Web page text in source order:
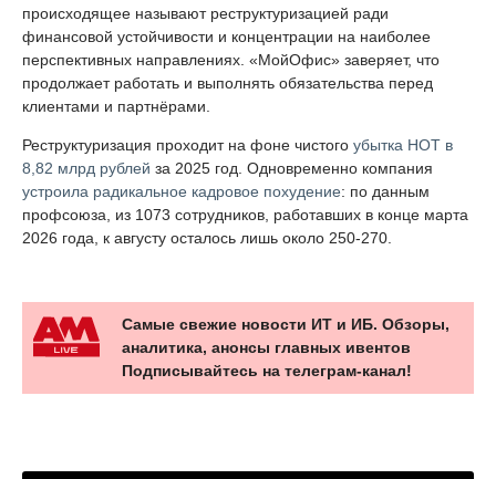
происходящее называют реструктуризацией ради
финансовой устойчивости и концентрации на наиболее
перспективных направлениях. «МойОфис» заверяет, что
продолжает работать и выполнять обязательства перед
клиентами и партнёрами.
Реструктуризация проходит на фоне чистого убытка НОТ в
8,82 млрд рублей за 2025 год. Одновременно компания
устроила радикальное кадровое похудение: по данным
профсоюза, из 1073 сотрудников, работавших в конце марта
2026 года, к августу осталось лишь около 250-270.
Самые свежие новости ИТ и ИБ. Обзоры,
аналитика, анонсы главных ивентов
Подписывайтесь на телеграм-канал!